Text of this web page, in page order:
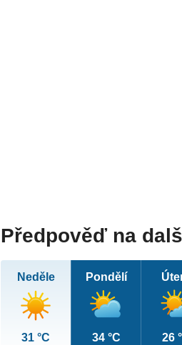
Předpověď na
Neděle
31 °C
Pondělí
34 °C 26